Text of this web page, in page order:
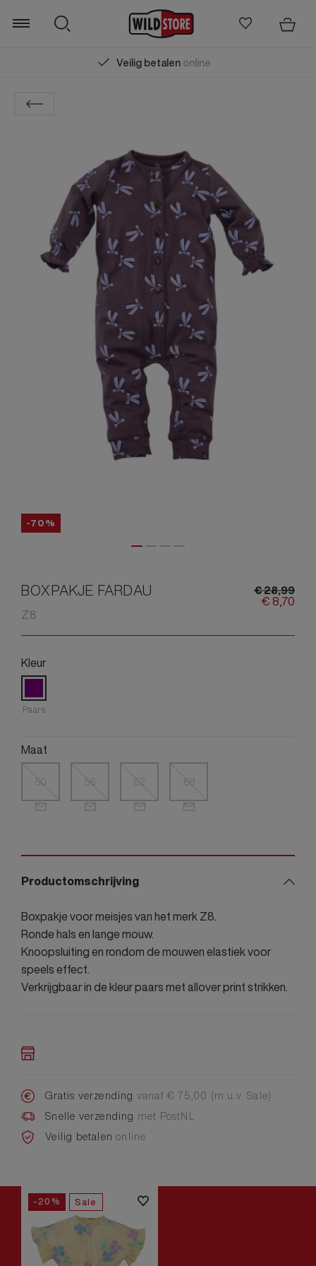
Veilig betalenonline
Zoeken
-70%
BOXPAKJE FARDAU
Z8
€28,99
€8,70
Kleur
Paars
Maat
50 56 62 68
Productomschrijving
Boxpakje voor meisjes van het merk Z8.
Ronde hals en lange mouw.
Knoopsluiting en rondom de mouwen elastiek voor
speels effect.
Verkrijgbaar in de kleur paars met allover print strikken.
Gratis verzending vanaf € 75,00 (m.u.v. Sale)
Snelle verzending met PostNL
Veilig betalenonline
-20% Sale